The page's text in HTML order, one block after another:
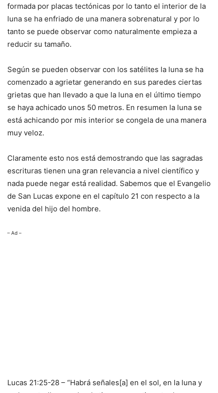
formada por placas tectónicas por lo tanto el interior de la
luna se ha enfriado de una manera sobrenatural y por lo
tanto se puede observar como naturalmente empieza a
reducir su tamaño.
Según se pueden observar con los satélites la luna se ha
comenzado a agrietar generando en sus paredes ciertas
grietas que han llevado a que la luna en el último tiempo
se haya achicado unos 50 metros. En resumen la luna se
está achicando por mis interior se congela de una manera
muy veloz.
Claramente esto nos está demostrando que las sagradas
escrituras tienen una gran relevancia a nivel científico y
nada puede negar está realidad. Sabemos que el Evangelio
de San Lucas expone en el capítulo 21 con respecto a la
venida del hijo del hombre.
– Ad –
Lucas 21:25-28 – “Habrá señales[a] en el sol, en la luna y